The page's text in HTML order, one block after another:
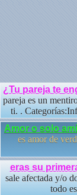
¿Tu pareja te
pareja es un
ti. .
Amor o solo
es amor de
eras su
sale afectada y/o
todo